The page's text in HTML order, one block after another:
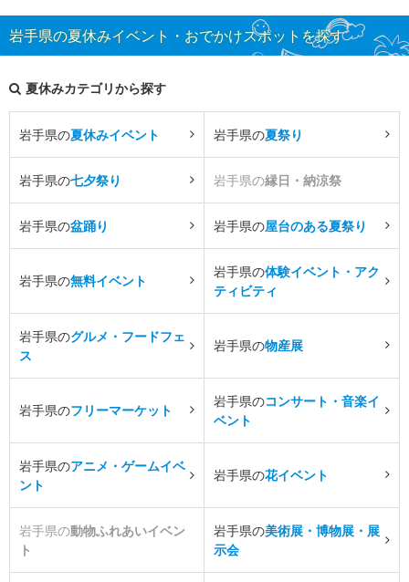
岩手県の夏休みイベント・おでかけスポットを探す
夏休みカテゴリから探す
岩手県の夏休みイベント 岩手県の夏祭り
岩手県の七夕祭り 岩手県の縁日・納涼祭
岩手県の盆踊り 岩手県の屋台のある夏祭り
岩手県の無料イベント
岩手県の体験イベント・アク
ティビティ
岩手県のグルメ・フードフェ
ス
岩手県の物産展
岩手県のフリーマーケット
岩手県のコンサート・音楽イ
ベント
岩手県のアニメ・ゲームイベ
ント
岩手県の花イベント
岩手県の動物ふれあいイベン
ト
岩手県の美術展・博物展・展
示会